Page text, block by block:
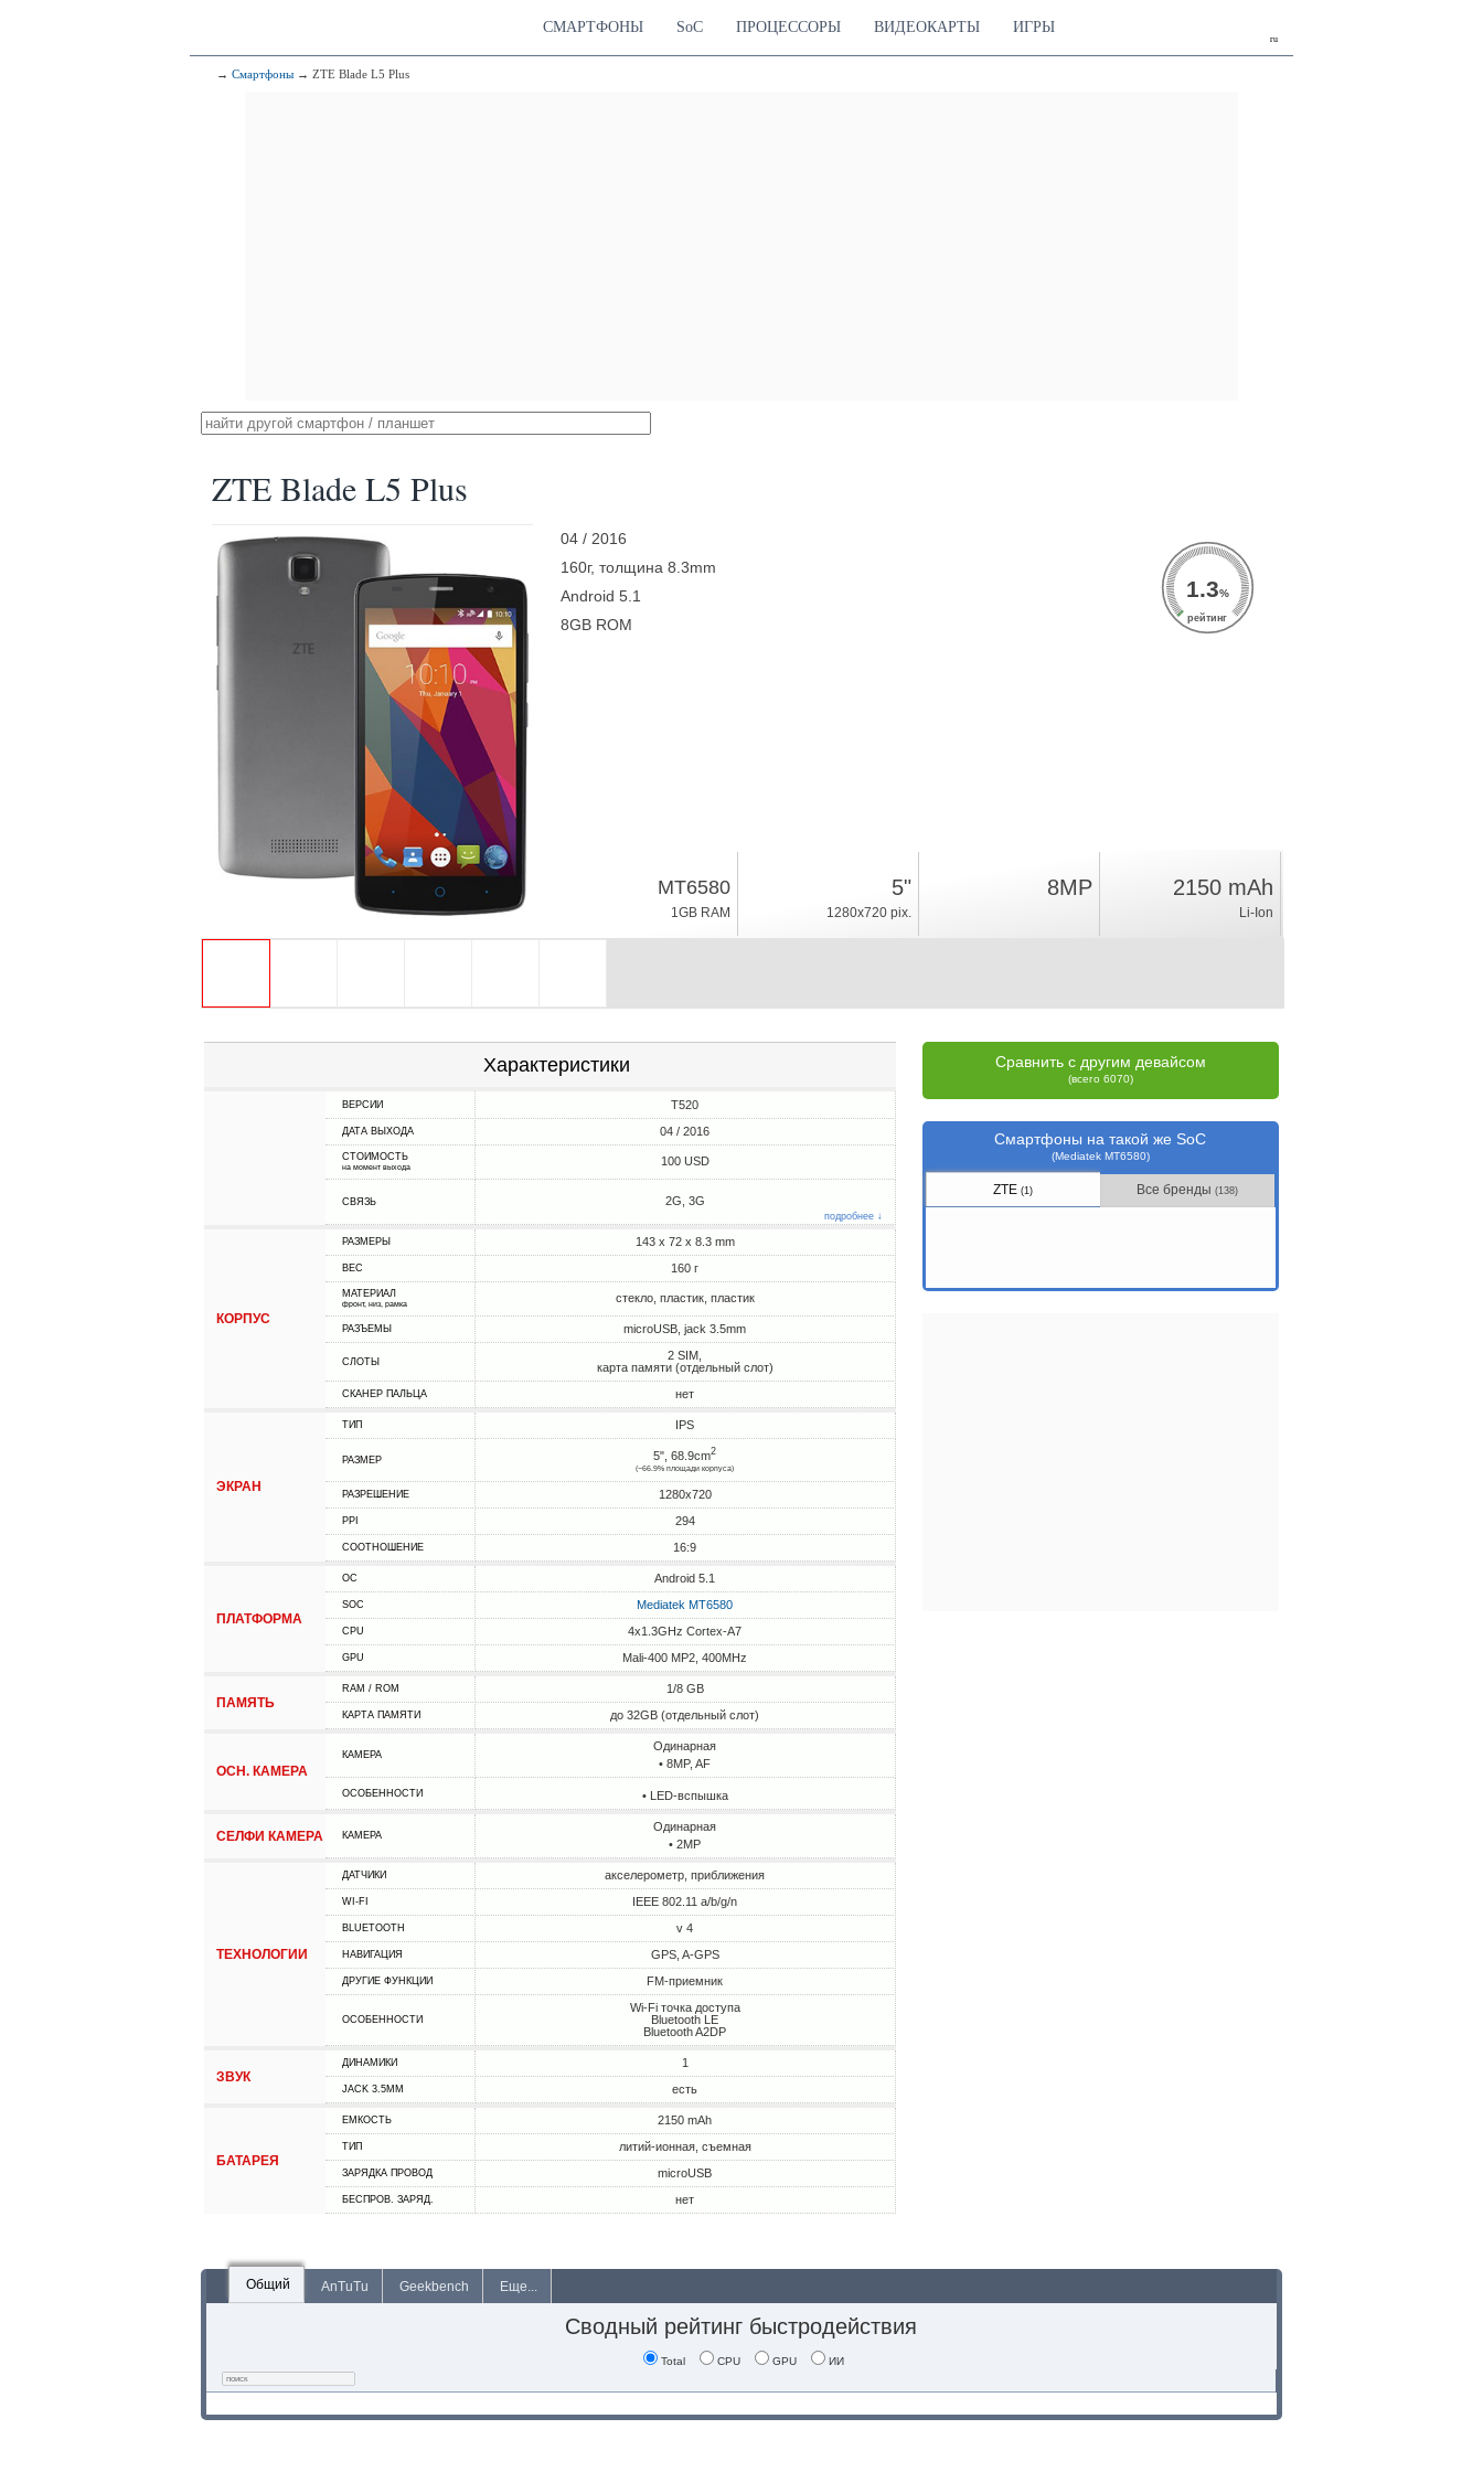
ru
СМАРТФОНЫ SoC ПРОЦЕССОРЫ ВИДЕОКАРТЫ ИГРЫ
→ Смартфоны → ZTE Blade L5 Plus
ZTE Blade L5 Plus
04 / 2016
160г, толщина 8.3mm
Android 5.1
8GB ROM
1.3%
рейтинг
MT6580
1GB RAM
5"
1280x720 pix.
8MP 2150 mAh
Li-Ion
Характеристики
ВЕРСИИ T520
ДАТА ВЫХОДА 04 / 2016
СТОИМОСТЬ
на момент выхода 100 USD
СВЯЗЬ 2G, 3G
подробнее ↓
КОРПУС
РАЗМЕРЫ 143 x 72 x 8.3 mm
ВЕС 160 г
МАТЕРИАЛ
фронт, низ, рамка стекло, пластик, пластик
РАЗЪЕМЫ microUSB, jack 3.5mm
СЛОТЫ
2 SIM,
карта памяти (отдельный слот)
СКАНЕР ПАЛЬЦА нет
ЭКРАН
ТИП IPS
РАЗМЕР 5", 68.9cm2
(~66.9% площади корпуса)
РАЗРЕШЕНИЕ 1280x720
PPI 294
СООТНОШЕНИЕ 16:9
ПЛАТФОРМА
ОС Android 5.1
SOC Mediatek MT6580
CPU 4x1.3GHz Cortex-A7
GPU Mali-400 MP2, 400MHz
ПАМЯТЬ
RAM / ROM 1/8 GB
КАРТА ПАМЯТИ до 32GB (отдельный слот)
ОСН. КАМЕРА
КАМЕРА
Одинарная
• 8MP, AF
ОСОБЕННОСТИ • LED-вспышка
СЕЛФИ КАМЕРА КАМЕРА
Одинарная
• 2MP
ТЕХНОЛОГИИ
ДАТЧИКИ акселерометр, приближения
WI-FI IEEE 802.11 a/b/g/n
BLUETOOTH v 4
НАВИГАЦИЯ GPS, A-GPS
ДРУГИЕ ФУНКЦИИ FM-приемник
ОСОБЕННОСТИ
Wi-Fi точка доступа
Bluetooth LE
Bluetooth A2DP
ЗВУК
ДИНАМИКИ 1
JACK 3.5MM есть
БАТАРЕЯ
ЕМКОСТЬ 2150 mAh
ТИП литий-ионная, съемная
ЗАРЯДКА ПРОВОД microUSB
БЕСПРОВ. ЗАРЯД. нет
Сравнить с другим девайсом
(всего 6070)
Смартфоны на такой же SoC
(Mediatek MT6580)
ZTE(1) Все бренды(138)
Общий AnTuTu Geekbench Еще...
Сводный рейтинг быстродействия
Total CPU GPU ИИ